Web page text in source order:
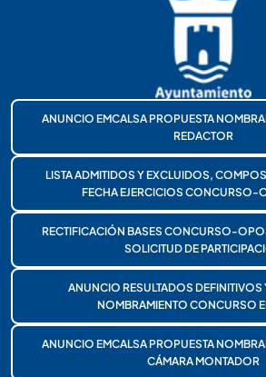
ANUNCIO EMCALSA PROPUESTA
REDACTOR
LISTA ADMITIDOS Y EXCLUIDOS,
FECHA EJERCICIOS CONCURSO-
RECTIFICACIÓN BASES CONCURSO-
SOLICITUD DE
ANUNCIO RESULTADOS DEFINITIVOS
NOMBRAMIENTO CONCURSO
ANUNCIO EMCALSA PROPUESTA
CÁMARA MONTADOR